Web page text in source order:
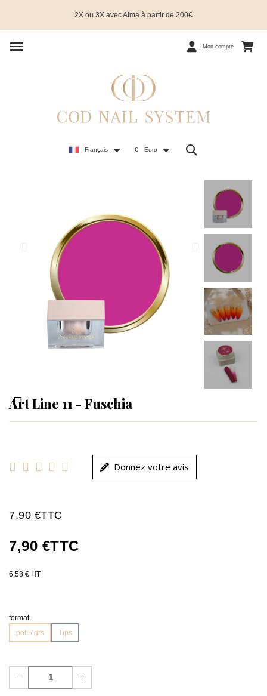
2X ou 3X avec Alma à partir de 200€
Mon compte
Français € Euro
Art Line 11 - Fuschia
     Donnez votre avis
7,90 €TTC
7,90 €TTC
6,58 € HT
format
pot 5 grs
Tips
− +